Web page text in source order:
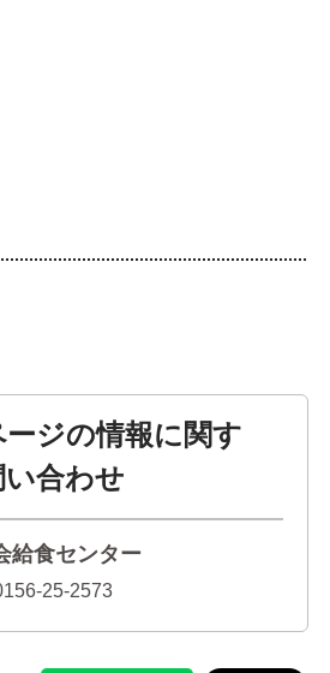
ジの情報に関す
合わせ
給食センター
25-2573